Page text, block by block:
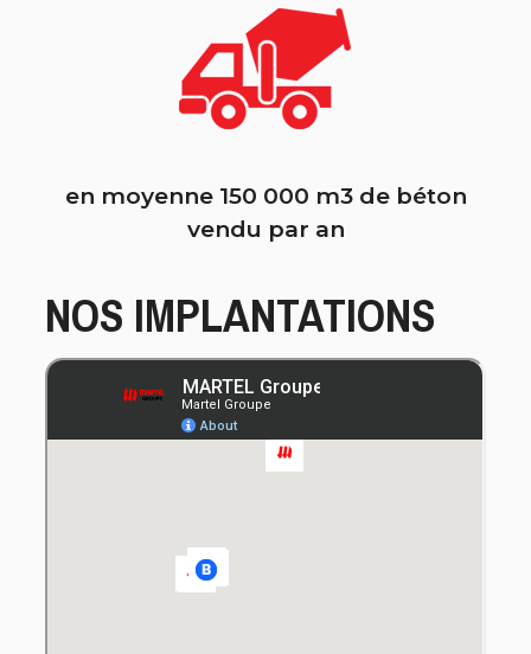
en moyenne 150 000 m3 de béton
vendu par an
NOS IMPLANTATIONS